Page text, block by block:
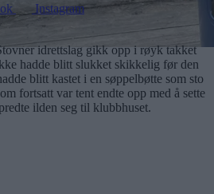
Instagram
idrettslag gikk opp i røyk takket
hadde blitt slukket skikkelig før den
blitt kastet i en søppelbøtte som sto
fortsatt var tent endte opp med å sette
ilden seg til klubbhuset.